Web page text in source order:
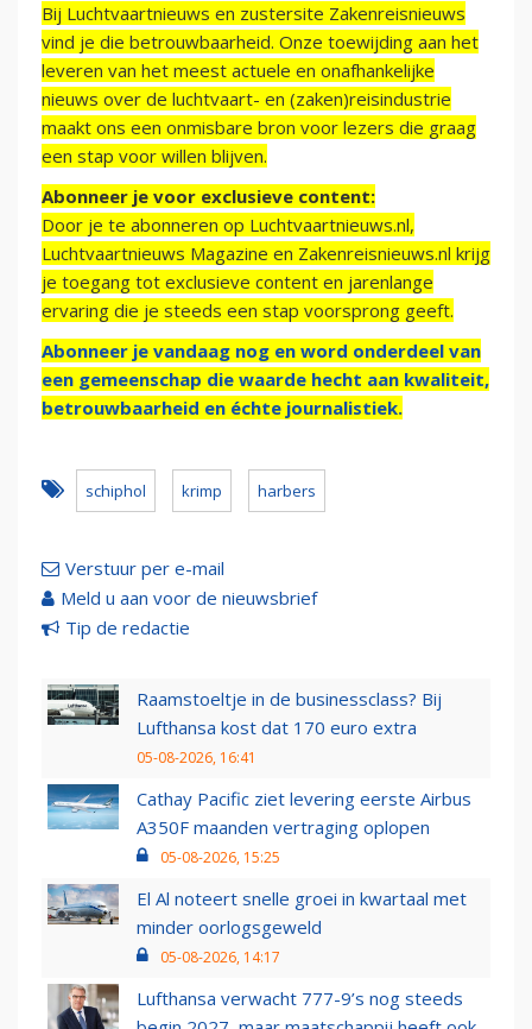
Bij Luchtvaartnieuws en zustersite Zakenreisnieuws
vind je die betrouwbaarheid. Onze toewijding aan het
leveren van het meest actuele en onafhankelijke
nieuws over de luchtvaart- en (zaken)reisindustrie
maakt ons een onmisbare bron voor lezers die graag
een stap voor willen blijven.
Abonneer je voor exclusieve content:
Door je te abonneren op Luchtvaartnieuws.nl,
Luchtvaartnieuws Magazine en Zakenreisnieuws.nl krijg
je toegang tot exclusieve content en jarenlange
ervaring die je steeds een stap voorsprong geeft.
Abonneer je vandaag nog en word onderdeel van
een gemeenschap die waarde hecht aan kwaliteit,
betrouwbaarheid en échte journalistiek.
schiphol krimp harbers
Verstuur per e-mail
Meld u aan voor de nieuwsbrief
Tip de redactie
Raamstoeltje in de businessclass? Bij
Lufthansa kost dat 170 euro extra
05-08-2026, 16:41
Cathay Pacific ziet levering eerste Airbus
A350F maanden vertraging oplopen
05-08-2026, 15:25
El Al noteert snelle groei in kwartaal met
minder oorlogsgeweld
05-08-2026, 14:17
Lufthansa verwacht 777-9’s nog steeds